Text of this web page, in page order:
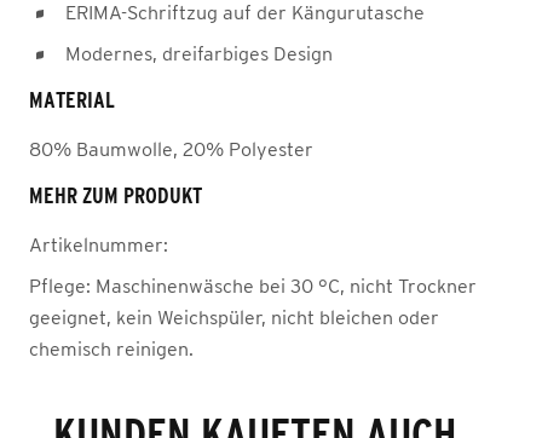
ERIMA-Schriftzug auf der Kängurutasche
Modernes, dreifarbiges Design
MATERIAL
80% Baumwolle, 20% Polyester
MEHR ZUM PRODUKT
Artikelnummer:
Pflege: Maschinenwäsche bei 30 °C, nicht Trockner
geeignet, kein Weichspüler, nicht bleichen oder
chemisch reinigen.